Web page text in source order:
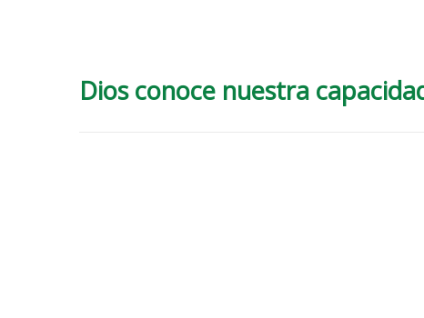
Dios conoce nuestra